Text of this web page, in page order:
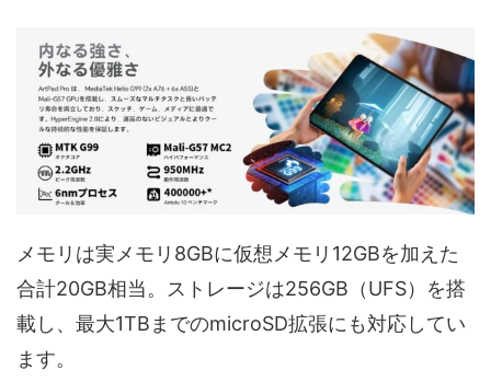
メモリは実メモリ8GBに仮想メモリ12GBを加えた
合計20GB相当。ストレージは256GB（UFS）を搭
載し、最大1TBまでのmicroSD拡張にも対応してい
ます。